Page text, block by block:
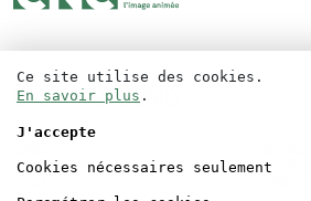
Accréditations
Ce site utilise des cookies.
En savoir plus .
J'accepte
Cookies nécessaires seulement